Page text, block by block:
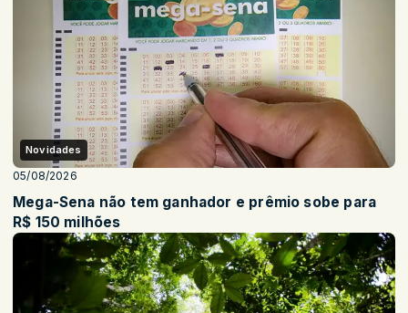
Novidades
05/08/2026
Mega-Sena não tem ganhador e prêmio sobe para
R$ 150 milhões